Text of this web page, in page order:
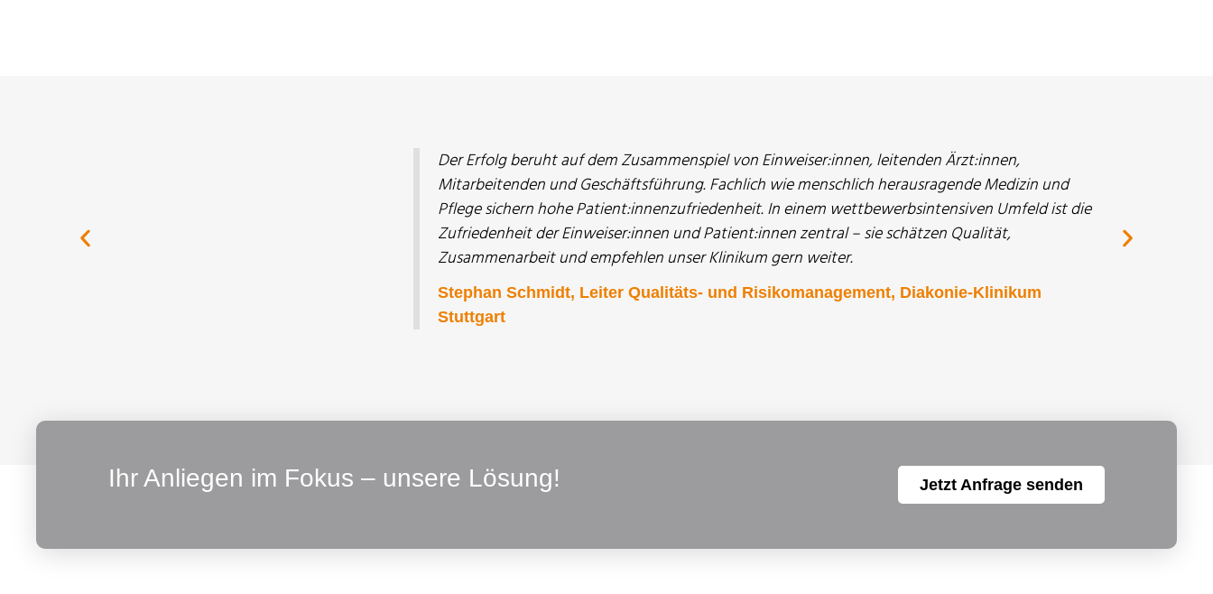
Der Erfolg beruht auf dem Zusammenspiel von Einweiser:innen, leitenden Ärzt:innen,
Mitarbeitenden und Geschäftsführung. Fachlich wie menschlich herausragende Medizin und
Pflege sichern hohe Patient:innenzufriedenheit. In einem wettbewerbsintensiven Umfeld ist die
Zufriedenheit der Einweiser:innen und Patient:innen zentral – sie schätzen Qualität,
Zusammenarbeit und empfehlen unser Klinikum gern weiter.
Stephan Schmidt, Leiter Qualitäts- und Risikomanagement, Diakonie-Klinikum
Stuttgart
Ihr Anliegen im Fokus – unsere Lösung! Jetzt Anfrage senden